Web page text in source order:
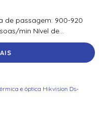
de passagem: 900-920
min Nível de...